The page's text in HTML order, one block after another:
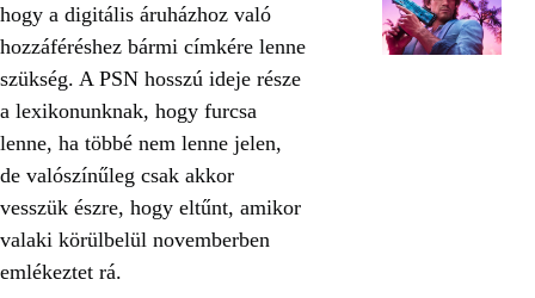
hogy a digitális áruházhoz való
hozzáféréshez bármi címkére lenne
szükség. A PSN hosszú ideje része
a lexikonunknak, hogy furcsa
lenne, ha többé nem lenne jelen,
de valószínűleg csak akkor
vesszük észre, hogy eltűnt, amikor
valaki körülbelül novemberben
emlékeztet rá.